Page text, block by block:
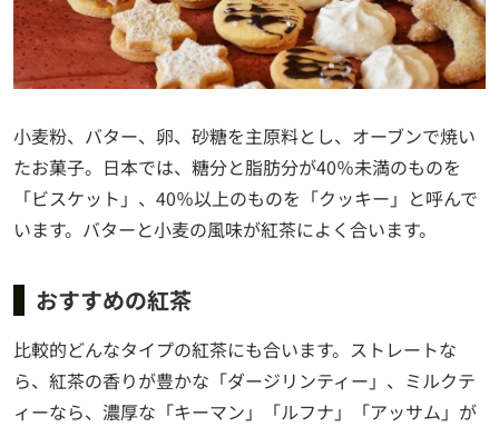
小麦粉、バター、卵、砂糖を主原料とし、オーブンで焼い
たお菓子。日本では、糖分と脂肪分が40％未満のものを
「ビスケット」、40％以上のものを「クッキー」と呼んで
います。バターと小麦の風味が紅茶によく合います。
おすすめの紅茶
比較的どんなタイプの紅茶にも合います。ストレートな
ら、紅茶の香りが豊かな「ダージリンティー」、ミルクテ
ィーなら、濃厚な「キーマン」「ルフナ」「アッサム」が